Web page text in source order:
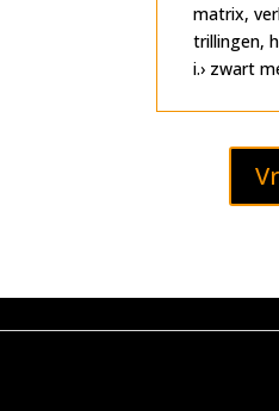
matrix,
trillingen,
i.› zwart